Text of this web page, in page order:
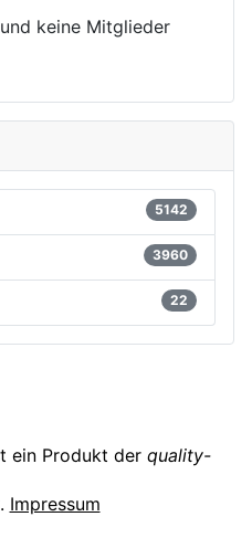
keine Mitglieder
5142
3960
22
ein Produkt der quality-
. Impressum